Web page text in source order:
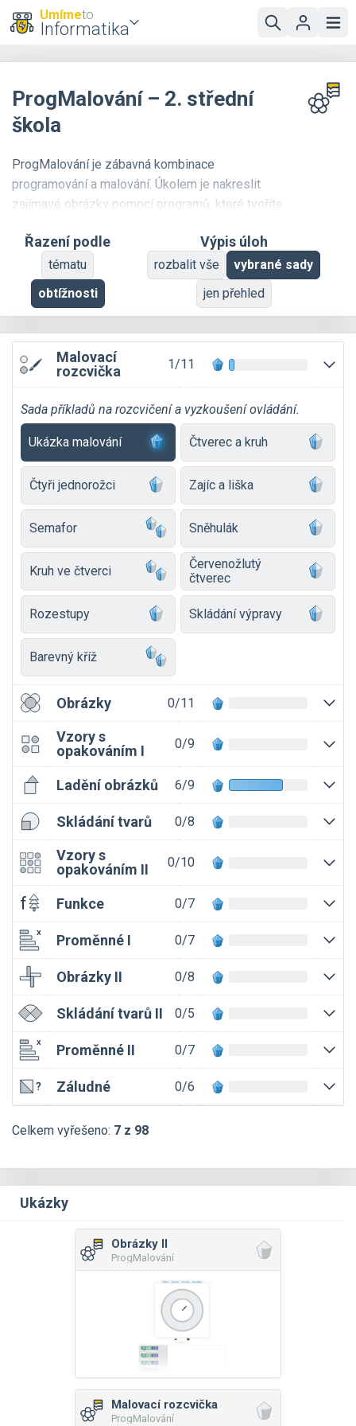
Umímeto
Informatika
ProgMalování – 2. střední
škola
ProgMalování je zábavná kombinace
programování a malování. Úkolem je nakreslit
zajímavé obrázky pomocí programů, které tvoříte
programátorskou úlohu vhodnou i pro úplné
začátečníky a děti na prvním stupni ZŠ.
Řazení podle
tématu
obtížnosti
Výpis úloh
rozbalit vše
vybrané sady
jen přehled
Malovací
rozcvička
1/11
Sada příkladů na rozcvičení a vyzkoušení ovládání.
Ukázka malování Čtverec a kruh
Čtyři jednorožci Zajíc a liška
Semafor Sněhulák
Kruh ve čtverci
Červenožlutý
čtverec
Rozestupy Skládání výpravy
Barevný kříž
Obrázky 0/11
Vzory s
opakováním I
0/9
Ladění obrázků 6/9
Skládání tvarů 0/8
Vzory s
opakováním II
0/10
Funkce 0/7
Proměnné I 0/7
Obrázky II 0/8
Skládání tvarů II 0/5
Proměnné II 0/7
Záludné 0/6
Celkem vyřešeno: 7 z 98
Ukázky
Obrázky II
ProgMalování
Malovací rozcvička
ProgMalování